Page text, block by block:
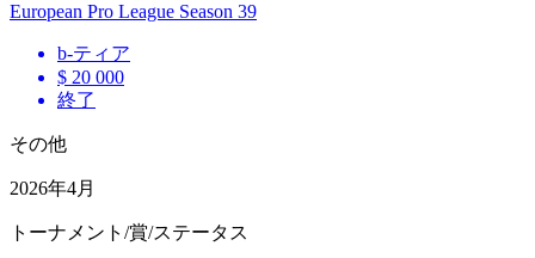
European Pro League Season 39
b-ティア
$ 20 000
終了
その他
2026年4月
トーナメント/賞/ステータス